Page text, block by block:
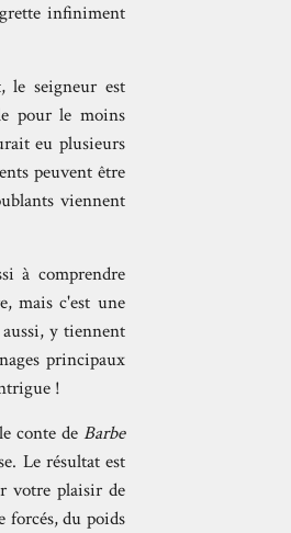
infiniment
le seigneur est
pour le moins
eu plusieurs
peuvent être
viennent
à comprendre
mais c'est une
y tiennent
principaux
!
conte de Barbe
Le résultat est
votre plaisir de
forcés, du poids